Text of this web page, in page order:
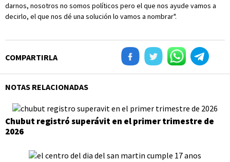
darnos, nosotros no somos políticos pero el que nos ayude vamos a
decirlo, el que nos dé una solución lo vamos a nombrar".
COMPARTIRLA
NOTAS RELACIONADAS
Chubut registró superávit en el primer trimestre de
2026